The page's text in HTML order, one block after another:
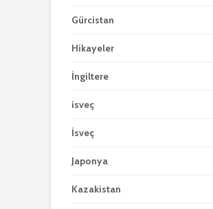
Gürcistan
Hikayeler
İngiltere
isveç
İsveç
Japonya
Kazakistan